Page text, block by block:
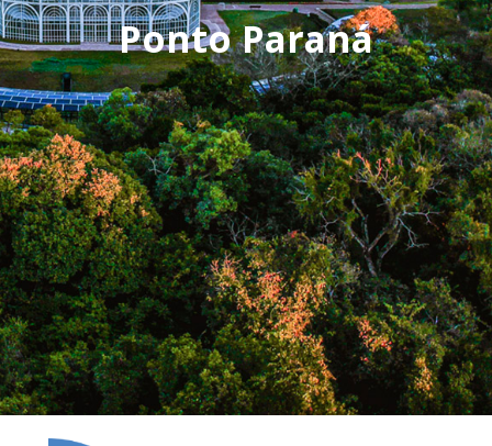
Ponto Paraná